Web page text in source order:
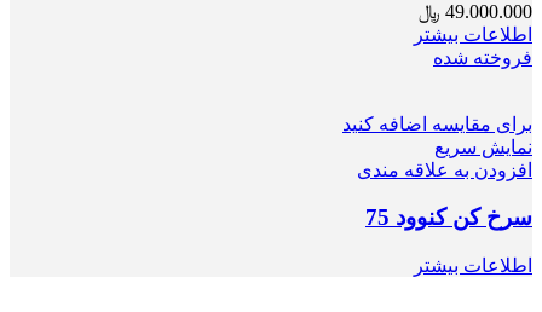
49.000.000 ﷼
اطلاعات بیشتر
فروخته شده
برای مقایسه اضافه کنید
نمایش سریع
افزودن به علاقه مندی
سرخ کن کنوود 75
اطلاعات بیشتر